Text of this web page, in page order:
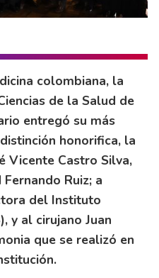
colombiana, la
de la Salud de
entregó su más
honorifica, la
Vicente Castro Silva,
Ruiz; a
del Instituto
y al cirujano Juan
que se realizó en